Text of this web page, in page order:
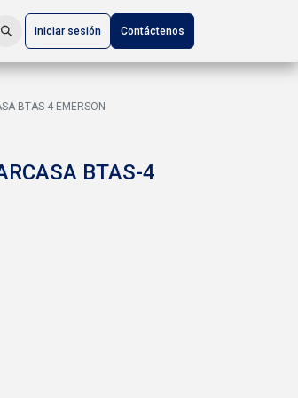
Iniciar sesión Contáctenos
BTAS-4 EMERSON
BTAS-4